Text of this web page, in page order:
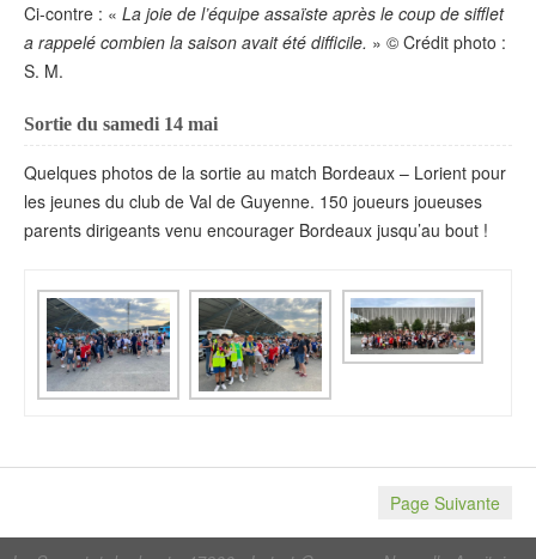
Ci-contre : « La joie de l’équipe assaïste après le coup de sifflet
a rappelé combien la saison avait été difficile. » © Crédit photo :
S. M.
Sortie du samedi 14 mai
Quelques photos de la sortie au match Bordeaux – Lorient pour
les jeunes du club de Val de Guyenne. 150 joueurs joueuses
parents dirigeants venu encourager Bordeaux jusqu’au bout !
Page Suivante